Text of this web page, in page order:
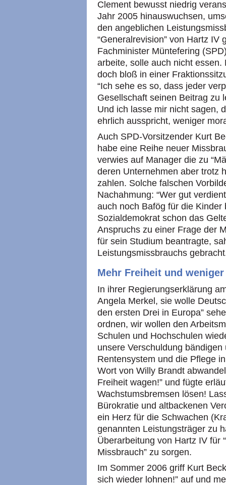
Clement bewusst niedrig
Jahr 2005 hinauswuchsen,
den angeblichen
“Generalrevision” von Hartz
Fachminister Müntefering
arbeite, solle auch nicht
doch bloß in einer
“Ich sehe es so, dass jeder
Gesellschaft seinen Beitrag zu
Und ich lasse mir nicht sagen,
ehrlich ausspricht, weniger
Auch SPD-Vorsitzender Kurt
habe eine Reihe neuer
verwies auf Manager die zu
deren Unternehmen aber trotz
zahlen. Solche falschen
Nachahmung: “Wer gut
auch noch Bafög für die Kinder
Sozialdemokrat schon das
Anspruchs zu einer Frage der
für sein Studium beantragte,
Leistungsmissbrauchs
Mehr Freiheit und
In ihrer Regierungserklärung
Angela Merkel, sie wolle
den ersten Drei in Europa”
ordnen, wir wollen den
Schulen und Hochschulen
unsere Verschuldung
Rentensystem und die Pflege
Wort von Willy Brandt
Freiheit wagen!” und fügte
Wachstumsbremsen lösen!
Bürokratie und altbackenen
ein Herz für die Schwachen
genannten Leistungsträger zu
Überarbeitung von Hartz IV für
Missbrauch” zu sorgen.
Im Sommer 2006 griff Kurt
sich wieder lohnen!” auf und